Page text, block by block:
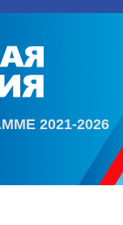
2021-2026